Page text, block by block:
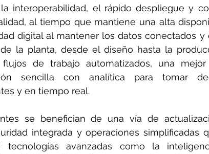
interoperabilidad, el rápido despliegue y
al tiempo que mantiene una alta
digital al mantener los datos conectados
la planta, desde el diseño hasta la
flujos de trabajo automatizados, una
sencilla con analítica para tomar
y en tiempo real.
se benefician de una vía de
integrada y operaciones simplificadas
tecnologías avanzadas como la